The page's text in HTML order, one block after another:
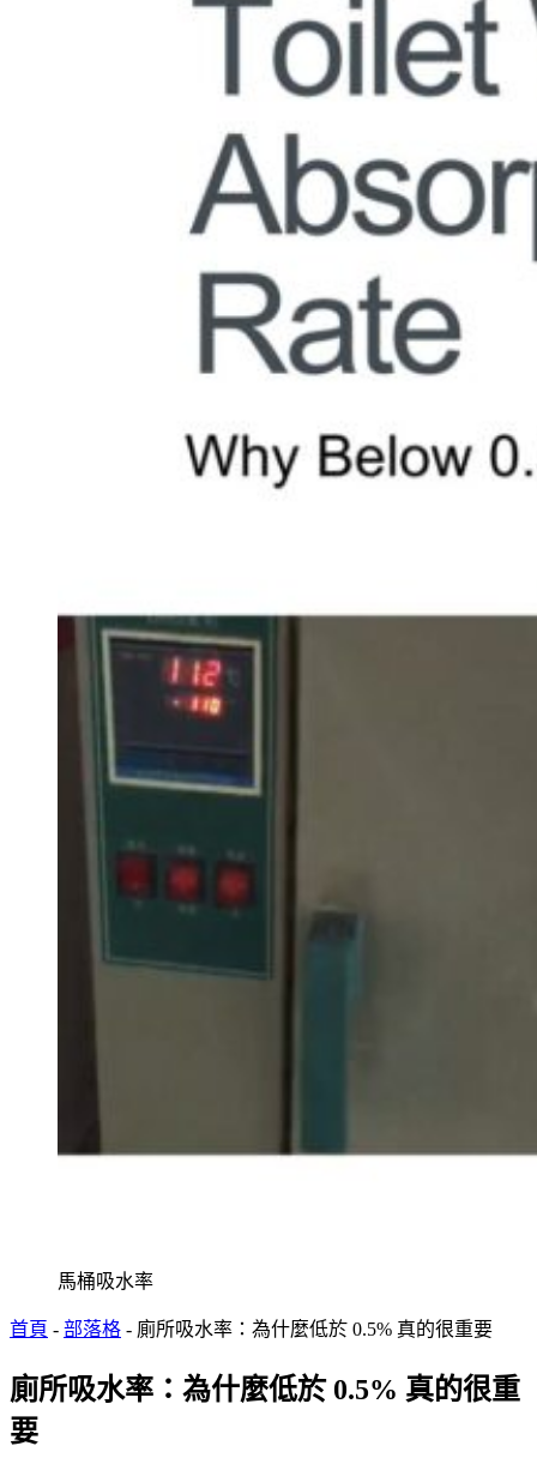
馬桶吸水率
首頁 - 部落格 - 廁所吸水率：為什麼低於 0.5% 真的很重要
廁所吸水率：為什麼低於 0.5% 真的很重
要